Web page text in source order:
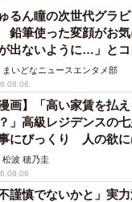
たのは、新学期を
と思ったからです」
るん瞳の次世代グラ
筆使った変顔がお
出ないように…」とコ
まいどなニュースエンタメ部
漫画】「高い家賃を払
」高級レジデンスの
にびっくり 人の欲に
松波 穂乃圭
不謹慎でないかと」実